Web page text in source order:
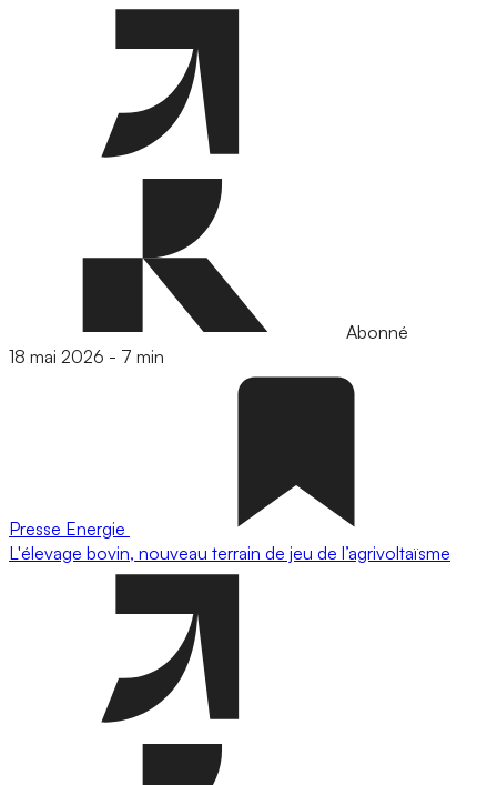
Abonné
18 mai 2026 - 7 min
Presse Energie
L'élevage bovin, nouveau terrain de jeu de l’agrivoltaïsme